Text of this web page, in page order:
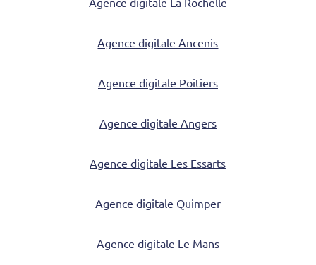
Agence digitale Ancenis
Agence digitale Poitiers
Agence digitale Angers
Agence digitale Les Essarts
Agence digitale Quimper
Agence digitale Le Mans